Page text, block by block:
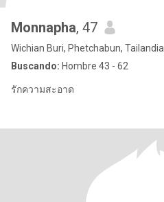
Monnapha, 47
Wichian Buri, Phetchabun, Tailandia
Buscando: Hombre 43 - 62
รักความสะอาด